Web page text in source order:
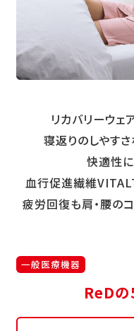
リカバリーウェ
寝返りのしやす
快適性に
血行促進繊維
疲労回復も肩・腰の
一般医療機器
ReD